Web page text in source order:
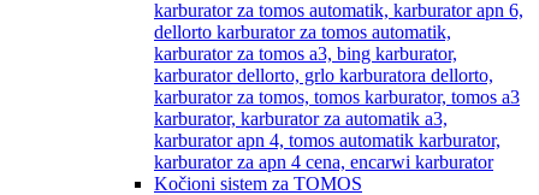
Kočioni sistem za TOMOS